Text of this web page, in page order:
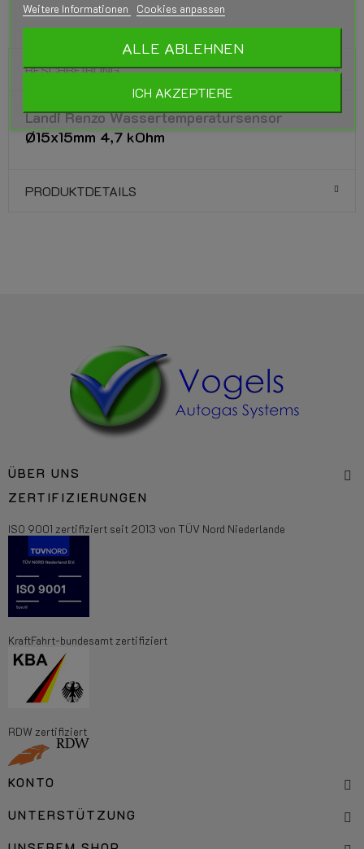
BESCHREIBUNG
Landi Renzo Wassertemperatursensor
Ø15x15mm 4,7 kOhm
PRODUKTDETAILS
ÜBER UNS
ZERTIFIZIERUNGEN
ISO 9001 zertifiziert seit 2013 von TÜV Nord Niederlande
KraftFahrt-bundesamt zertifiziert
RDW zertifiziert
KONTO
UNTERSTÜTZUNG
Weitere Informationen Cookies anpassen
ALLE ABLEHNEN
ICH AKZEPTIERE